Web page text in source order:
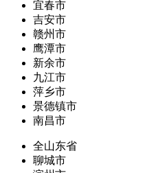
宜春市
吉安市
赣州市
鹰潭市
新余市
九江市
萍乡市
景德镇市
南昌市
全山东省
聊城市